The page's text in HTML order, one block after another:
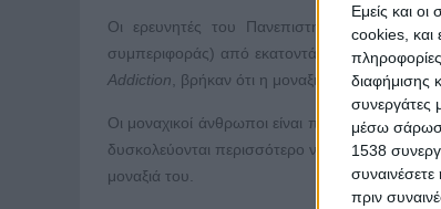
Εμείς και
cookies, και
διαφήμισης
συνεργάτες
μέσω
1538
πριν
Οι ερευνητές του Πανεπιστημίου του
συμπεριφοράς) από εκατοντάδες χιλιάδες
Addiction, βρήκαν ότι η μοναξιά οδηγεί σαφώς
Οι μοναχικοί άνθρωποι είναι πιθανότερο να
δυσκολεύονται περισσότερο να κόψουν το
μοναξιά του.